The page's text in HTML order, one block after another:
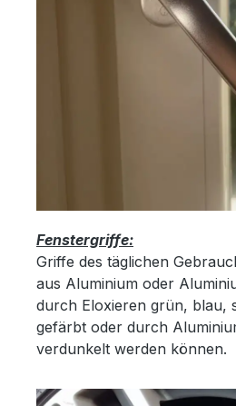
Fenstergriffe:
Griffe des täglichen
aus Aluminium oder
durch Eloxieren grün, blau,
gefärbt oder durch
verdunkelt werden können.